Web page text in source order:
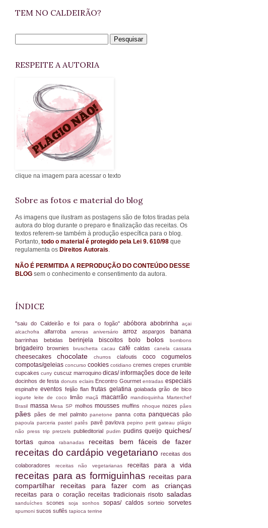
TEM NO CALDEIRÃO?
RESPEITE A AUTORIA
clique na imagem para acessar o texto
Sobre as fotos e material do blog
As imagens que ilustram as postagens são de fotos tiradas pela
autora do blog durante o preparo e finalização das receitas. Os
textos referem-se também à produção específica para o blog.
Portanto, todo o material é protegido pela Lei 9. 610/98 que
regulamenta os Direitos Autorais.
NÃO É PERMITIDA A REPRODUÇÃO DO CONTEÚDO DESSE
BLOG sem o conhecimento e consentimento da autora.
ÍNDICE
"saiu do Caldeirão e foi para o fogão" abóbora abobrinhaaçai
alcachofra alfarroba amoras aniversárioarrozaspargos banana
barrinhasbebidas berinjela biscoitos bolo bolosbombons
brigadeirobrownies bruschetta cacaucafécaldas canelacassata
cheesecakeschocolatechurros clafoutis cococogumelos
compotas/geleias concurso cookies cotidiano cremes crepes crumble
cupcakescurry cuscuz marroquino dicas/ informações doce de leite
docinhos de festa donuts eclairs Encontro Gourmetentradas especiais
espinafreeventos feijãoflanfrutas gelatinagoiabadagrão de bico
iogurte leite de coco limão maçã macarrão mandioquinha Marterchef
Brasil massaMesa SP molhosmoussesmuffins nhoquenozespâes
pães pães de mel palmitopanetonepanna cottapanquecaspão
papoulaparceriapastelpatês pavê pavlova pepino petit gateauplágio
não press trippretzels publieditorial pudim pudinsqueijo quiches/
tortasquinoarabanadas receitas bem fáceis de fazer
receitas do cardápio vegetarianoreceitas dos
colaboradores receitas não vegetarianas receitas para a vida
receitas para as formiguinhas receitas para
compartilhar receitas para fazer com as crianças
receitas para o coraçãoreceitas tradicionaisrisotosaladas
sanduíches scones soja sonhos sopas/ caldos sorteio sorvetes
spumoni sucos suflês tapioca terrine